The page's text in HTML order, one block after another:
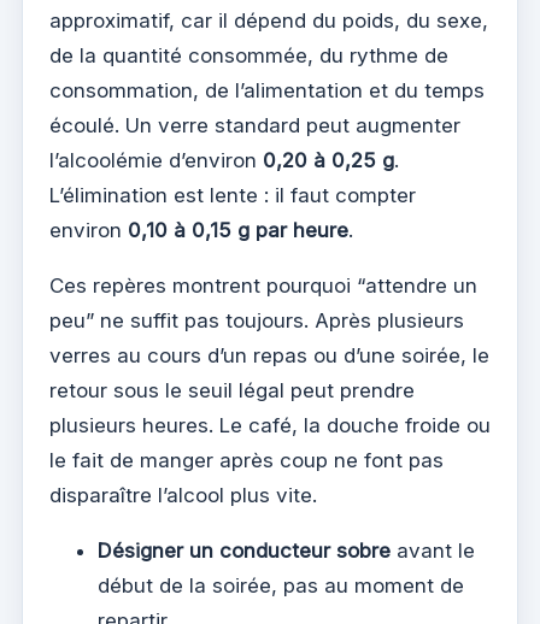
approximatif, car il dépend du poids, du sexe,
de la quantité consommée, du rythme de
consommation, de l’alimentation et du temps
écoulé. Un verre standard peut augmenter
l’alcoolémie d’environ 0,20 à 0,25 g.
L’élimination est lente : il faut compter
environ 0,10 à 0,15 g par heure.
Ces repères montrent pourquoi “attendre un
peu” ne suffit pas toujours. Après plusieurs
verres au cours d’un repas ou d’une soirée, le
retour sous le seuil légal peut prendre
plusieurs heures. Le café, la douche froide ou
le fait de manger après coup ne font pas
disparaître l’alcool plus vite.
Désigner un conducteur sobre avant le
début de la soirée, pas au moment de